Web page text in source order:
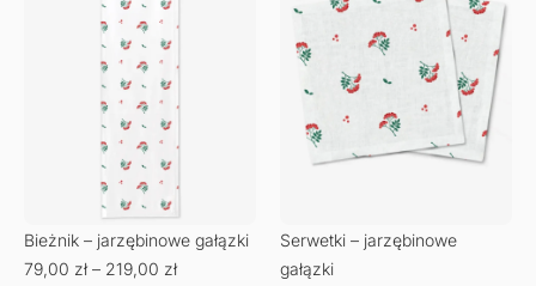
Bieżnik – jarzębinowe gałązki
79,00 zł – 219,00 zł
Serwetki – jarzębinowe
gałązki